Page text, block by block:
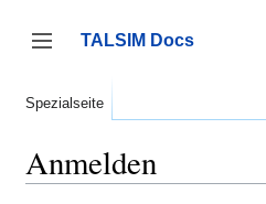
springen
Seitenleiste umschalten
TALSIM Docs
Spezialseite
Anmelden